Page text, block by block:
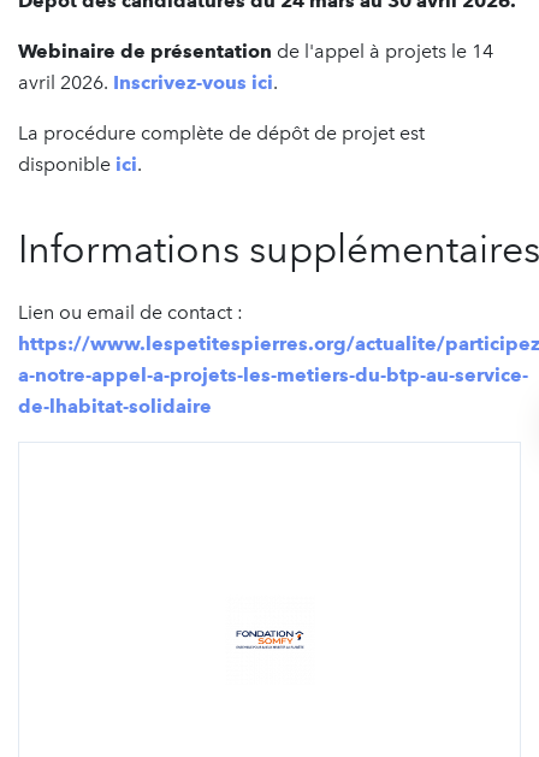
Webinaire de présentation de l'appel à projets le 14
avril 2026. Inscrivez-vous ici.
La procédure complète de dépôt de projet est
disponible ici.
Informations supplémentaires
Lien ou email de contact :
https://www.lespetitespierres.org/actualite/
a-notre-appel-a-projets-les-metiers-du-btp-au-service-
de-lhabitat-solidaire